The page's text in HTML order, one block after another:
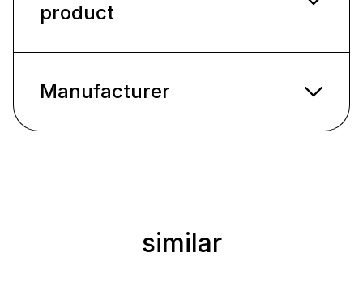
product
Manufacturer
Ignorer la galerie de produits
similar